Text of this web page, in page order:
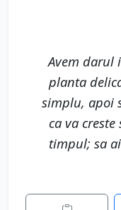
Avem darul
planta
simplu, apoi
ca va
timpul; sa